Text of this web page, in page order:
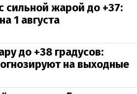
сильной жарой до +37:
1 августа
до +38 градусов:
на выходные